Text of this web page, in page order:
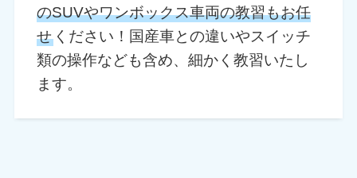
のSUVやワンボックス車両の教習もお任
せ ください！国産車との違いやスイッチ
類の操作なども含め、細かく教習いたし
ます。